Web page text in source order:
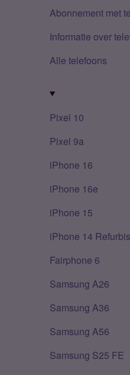
Abonnement met
Informatie over
Alle telefoons
Pixel 10
Pixel 9a
iPhone 16
iPhone 16e
iPhone 15
iPhone 14
Fairphone 6
Samsung A26
Samsung A36
Samsung A56
Samsung S25 FE